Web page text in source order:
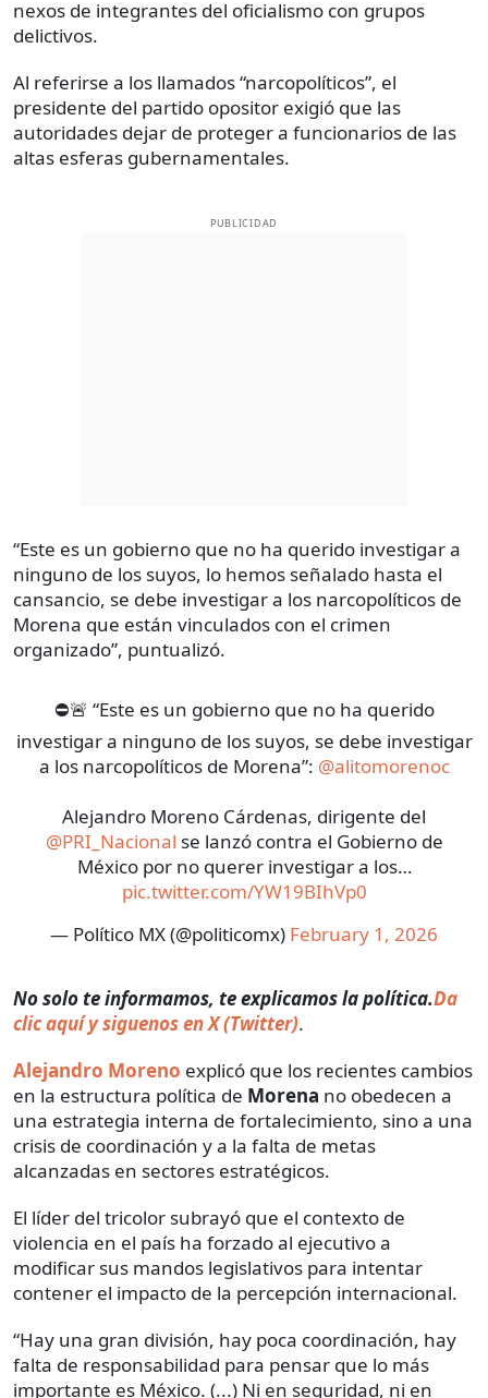
nexos de integrantes del oficialismo con grupos
delictivos.
Al referirse a los llamados “narcopolíticos”, el
presidente del partido opositor exigió que las
autoridades dejar de proteger a funcionarios de las
altas esferas gubernamentales.
PUBLICIDAD
“Este es un gobierno que no ha querido investigar a
ninguno de los suyos, lo hemos señalado hasta el
cansancio, se debe investigar a los narcopolíticos de
Morena que están vinculados con el crimen
organizado”, puntualizó.
⛔🚨 “Este es un gobierno que no ha querido
investigar a ninguno de los suyos, se debe investigar
a los narcopolíticos de Morena”: @alitomorenoc
Alejandro Moreno Cárdenas, dirigente del
@PRI_Nacional se lanzó contra el Gobierno de
México por no querer investigar a los…
pic.twitter.com/YW19BIhVp0
— Político MX (@politicomx) February 1, 2026
No solo te informamos, te explicamos la política.Da
clic aquí y siguenos en X (Twitter).
Alejandro Moreno explicó que los recientes cambios
en la estructura política de Morena no obedecen a
una estrategia interna de fortalecimiento, sino a una
crisis de coordinación y a la falta de metas
alcanzadas en sectores estratégicos.
El líder del tricolor subrayó que el contexto de
violencia en el país ha forzado al ejecutivo a
modificar sus mandos legislativos para intentar
contener el impacto de la percepción internacional.
“Hay una gran división, hay poca coordinación, hay
falta de responsabilidad para pensar que lo más
importante es México. (...) Ni en seguridad, ni en